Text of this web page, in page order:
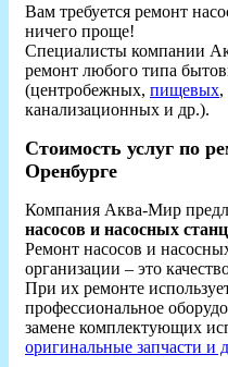
Вам требуется ремонт
ничего проще!
Специалисты компании
ремонт любого типа
(центробежных, пищевых,
канализационных и др.).
Стоимость услуг по
Оренбурге
Компания Аква-Мир
насосов и насосных
Ремонт насосов и
организации – это
При их ремонте
профессиональное
замене комплектующих
оригинальные запчасти и